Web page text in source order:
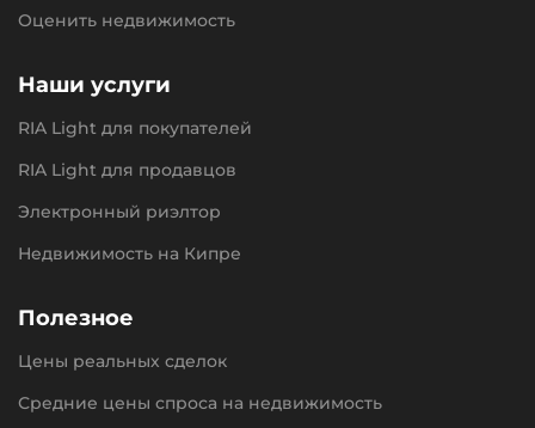
Оценить недвижимость
Наши услуги
RIA Light для покупателей
RIA Light для продавцов
Электронный риэлтор
Недвижимость на Кипре
Полезное
Цены реальных сделок
Средние цены спроса на недвижимость